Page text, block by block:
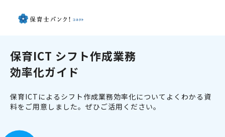
保育ICT シフト作成業務
効率化ガイド
保育ICTによるシフト作成業務効率化についてよくわかる資
料をご用意しました。ぜひご活用ください。